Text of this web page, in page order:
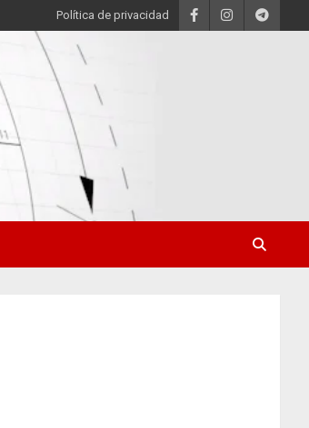
Política de privacidad